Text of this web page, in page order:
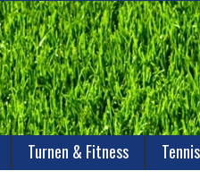
Turnen & Fitness Tennis